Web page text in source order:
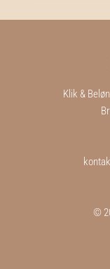
Klik &
©